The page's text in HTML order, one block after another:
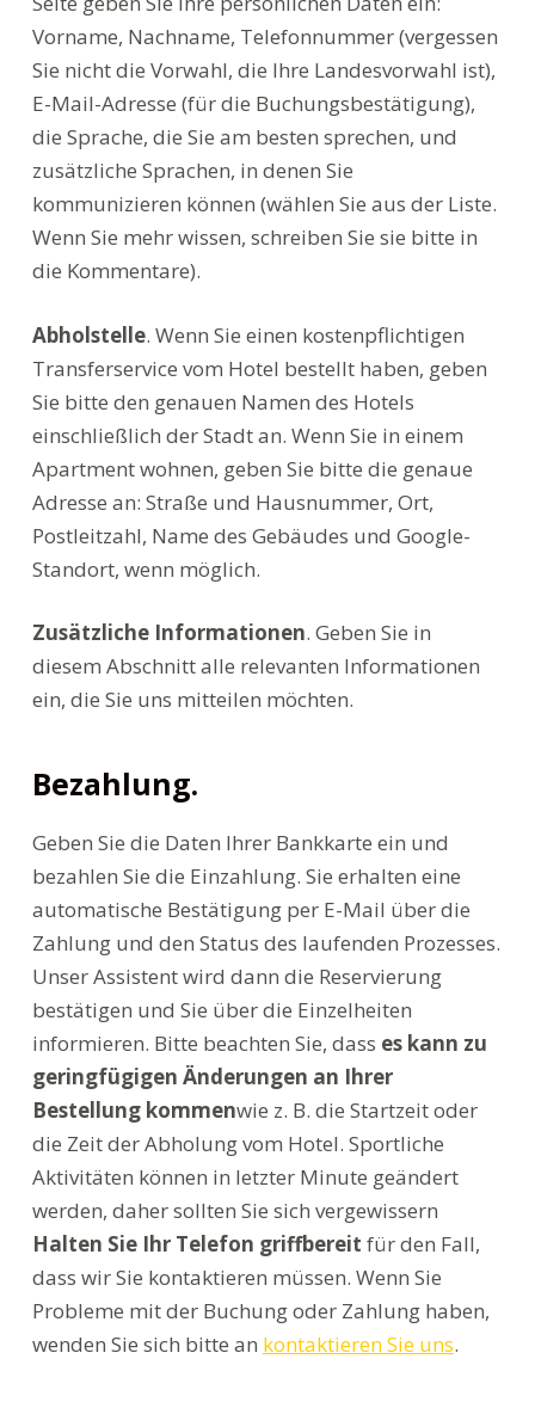
Vorname, Nachname, Telefonnummer (vergessen
Sie nicht die Vorwahl, die Ihre Landesvorwahl ist),
E-Mail-Adresse (für die Buchungsbestätigung),
die Sprache, die Sie am besten sprechen, und
zusätzliche Sprachen, in denen Sie
kommunizieren können (wählen Sie aus der Liste.
Wenn Sie mehr wissen, schreiben Sie sie bitte in
die Kommentare).
Abholstelle. Wenn Sie einen kostenpflichtigen
Transferservice vom Hotel bestellt haben, geben
Sie bitte den genauen Namen des Hotels
einschließlich der Stadt an. Wenn Sie in einem
Apartment wohnen, geben Sie bitte die genaue
Adresse an: Straße und Hausnummer, Ort,
Postleitzahl, Name des Gebäudes und Google-
Standort, wenn möglich.
Zusätzliche Informationen. Geben Sie in
diesem Abschnitt alle relevanten Informationen
ein, die Sie uns mitteilen möchten.
Bezahlung.
Geben Sie die Daten Ihrer Bankkarte ein und
bezahlen Sie die Einzahlung. Sie erhalten eine
automatische Bestätigung per E-Mail über die
Zahlung und den Status des laufenden Prozesses.
Unser Assistent wird dann die Reservierung
bestätigen und Sie über die Einzelheiten
informieren. Bitte beachten Sie, dass es kann zu
geringfügigen Änderungen an Ihrer
Bestellung kommenwie z. B. die Startzeit oder
die Zeit der Abholung vom Hotel. Sportliche
Aktivitäten können in letzter Minute geändert
werden, daher sollten Sie sich vergewissern
Halten Sie Ihr Telefon griffbereit für den Fall,
dass wir Sie kontaktieren müssen. Wenn Sie
Probleme mit der Buchung oder Zahlung haben,
wenden Sie sich bitte an kontaktieren Sie uns.